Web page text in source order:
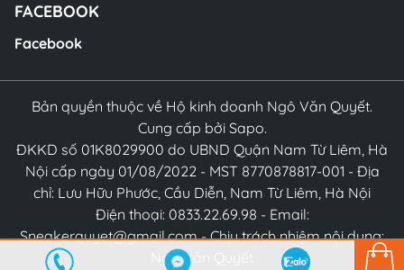
FACEBOOK
Facebook
Bản quyền thuộc về Hộ kinh doanh Ngô Văn Quyết.
Cung cấp bởi Sapo.
ĐKKD số 01K8029900 do UBND Quận Nam Từ Liêm, Hà
Nội cấp ngày 01/08/2022 - MST 8770878817-001 - Địa
chỉ: Lưu Hữu Phước, Cầu Diễn, Nam Từ Liêm, Hà Nội
Điện thoại: 0833.22.69.98 - Email:
Sneakerquyet@gmail.com - Chịu trách nhiệm nội dung:
Ngô Văn Quyết